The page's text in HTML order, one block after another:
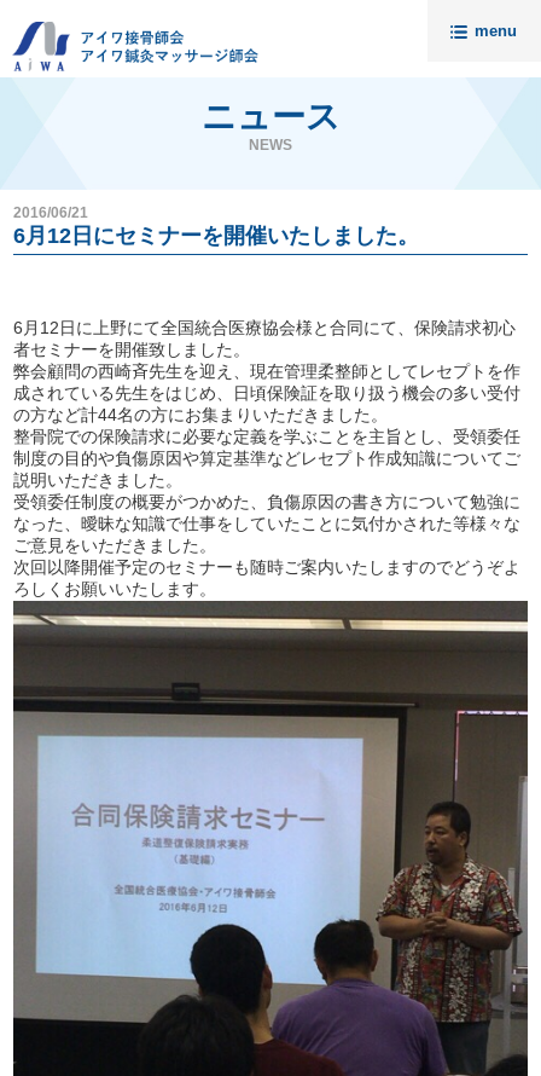
menu
アイワについて
請求代行・開業支援
入会案内
料金
無料相談
会員様の声 接骨院売却相談
アイワ鍼灸マッサージ師会 資料請求・お問い合わせ
代理店募集 個人情報保護について
資料請求は
こちら
開業前の方に！個別無料コンサル実施中
ニュース
NEWS
2016/06/21
6月12日にセミナーを開催いたしました。
6月12日に上野にて全国統合医療協会様と合同にて、保険請求初心
者セミナーを開催致しました。
弊会顧問の西崎斉先生を迎え、現在管理柔整師としてレセプトを作
成されている先生をはじめ、日頃保険証を取り扱う機会の多い受付
の方など計44名の方にお集まりいただきました。
整骨院での保険請求に必要な定義を学ぶことを主旨とし、受領委任
制度の目的や負傷原因や算定基準などレセプト作成知識についてご
説明いただきました。
受領委任制度の概要がつかめた、負傷原因の書き方について勉強に
なった、曖昧な知識で仕事をしていたことに気付かされた等様々な
ご意見をいただきました。
次回以降開催予定のセミナーも随時ご案内いたしますのでどうぞよ
ろしくお願いいたします。